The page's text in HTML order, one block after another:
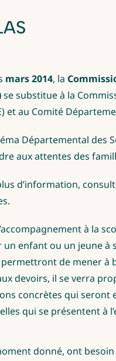
mars 2014, la
se substitue à la
et au Comité
Départemental des
aux attentes des
d’information,
à la
un enfant ou un jeune
de mener à
devoirs, il se verra
concrètes qui seront
qui se présentent à
donné, ont